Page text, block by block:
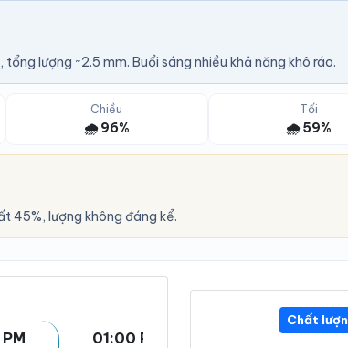
lượng ~2.5 mm. Buổi sáng nhiều khả năng khô ráo.
Chiều
🌧️ 96%
Tối
🌧️ 59%
45%, lượng không đáng kể.
01:00 PM
02:00 PM
Chất